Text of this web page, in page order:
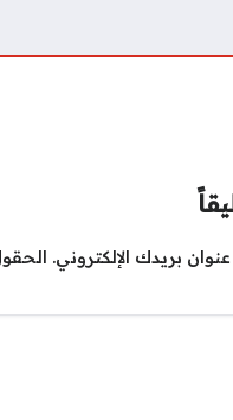
بريدك الإلكتروني.